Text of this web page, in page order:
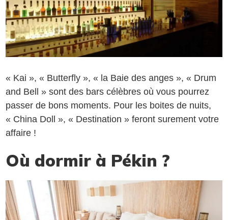
« Kai », « Butterfly », « la Baie des anges », « Drum
and Bell » sont des bars célèbres où vous pourrez
passer de bons moments. Pour les boites de nuits,
« China Doll », « Destination » feront surement votre
affaire !
Où dormir à Pékin ?